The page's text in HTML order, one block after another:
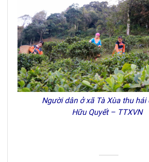
Người dân ở xã Tà Xùa thu hái
Hữu Quyết – TTXVN